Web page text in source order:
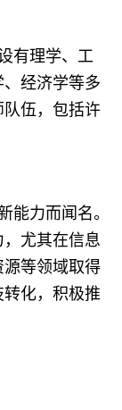
有理学、工
经济学等多
伍，包括许
能力而闻名。
尤其在信息
等领域取得
化，积极推